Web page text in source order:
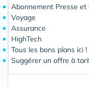
Abonnement Presse et
Voyage
Assurance
HighTech
Tous les bons plans ici !
Suggérer un offre à